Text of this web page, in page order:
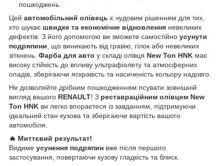
пошкоджень.
Цей автомобільний олівець є чудовим рішенням для тих,
хто шукає швидке та економічне відновлення невеликих
дефектів. З його допомогою ви зможете самостійно усунути
подряпини, що виникають від гравію, гілок або невеликих
зіткнень. Фарба для авто у складі олівця New Ton HNK має
високу стійкість до впливу ультрафіолету та атмосферних
опадів, зберігаючи яскравість та насиченість кольору надовго.
Не дозволяйте дрібним пошкодженням псувати зовнішній
вигляд вашого RENAULT! З реставраційним олівцем New
Ton HNK ви легко впораєтеся із завданням, підтримуючи
ідеальний стан кузова та зберігаючи вартість вашого
автомобіля.
🔥 Миттєвий результат!
Видиме усунення подряпин вже після першого
застосування, повертаючи кузову гладкість та блиск.